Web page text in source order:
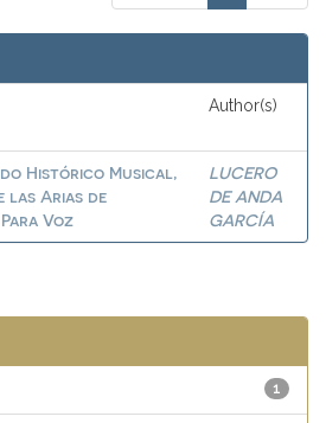
Author(s)
Histórico Musical,
las Arias de
Voz
LUCERO
DE ANDA
GARCÍA
1